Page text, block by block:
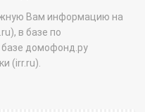
Вам информацию на
в базе по
домофонд.ру
(irr.ru).